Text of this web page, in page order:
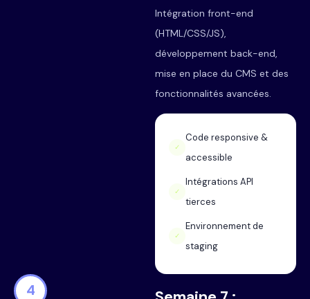
Intégration front-end
(HTML/CSS/JS),
développement back-end,
mise en place du CMS et des
fonctionnalités avancées.
✓
Code responsive &
accessible
✓
Intégrations API
tierces
✓
Environnement de
staging
4